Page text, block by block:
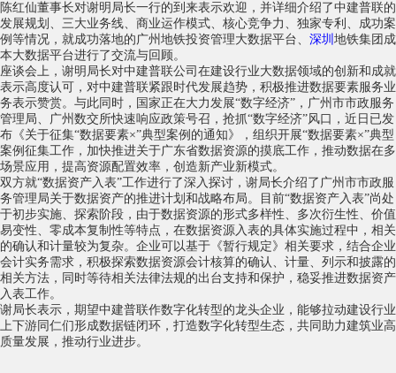
陈红仙董事长对谢明局长一行的到来表示欢迎，并详细介绍了中建普联的
发展规划、三大业务线、商业运作模式、核心竞争力、独家专利、成功案
例等情况，就成功落地的广州地铁投资管理大数据平台、 深圳 地铁集团成
本大数据平台进行了交流与回顾。
座谈会上，谢明局长对中建普联公司在建设行业大数据领域的创新和成就
表示高度认可，对中建普联紧跟时代发展趋势，积极推进数据要素服务业
务表示赞赏。与此同时，国家正在大力发展“数字经济”，广州市市政服务
管理局、广州数交所快速响应政策号召，抢抓“数字经济”风口，近日已发
布《关于征集“数据要素×”典型案例的通知》，组织开展“数据要素×”典型
案例征集工作，加快推进关于广东省数据资源的摸底工作，推动数据在多
场景应用，提高资源配置效率，创造新产业新模式。
双方就“数据资产入表”工作进行了深入探讨，谢局长介绍了广州市市政服
务管理局关于数据资产的推进计划和战略布局。目前“数据资产入表”尚处
于初步实施、探索阶段，由于数据资源的形式多样性、多次衍生性、价值
易变性、零成本复制性等特点，在数据资源入表的具体实施过程中，相关
的确认和计量较为复杂。企业可以基于《暂行规定》相关要求，结合企业
会计实务需求，积极探索数据资源会计核算的确认、计量、列示和披露的
相关方法，同时等待相关法律法规的出台支持和保护，稳妥推进数据资产
入表工作。
谢局长表示，期望中建普联作数字化转型的龙头企业，能够拉动建设行业
上下游同仁们形成数据链闭环，打造数字化转型生态，共同助力建筑业高
质量发展，推动行业进步。